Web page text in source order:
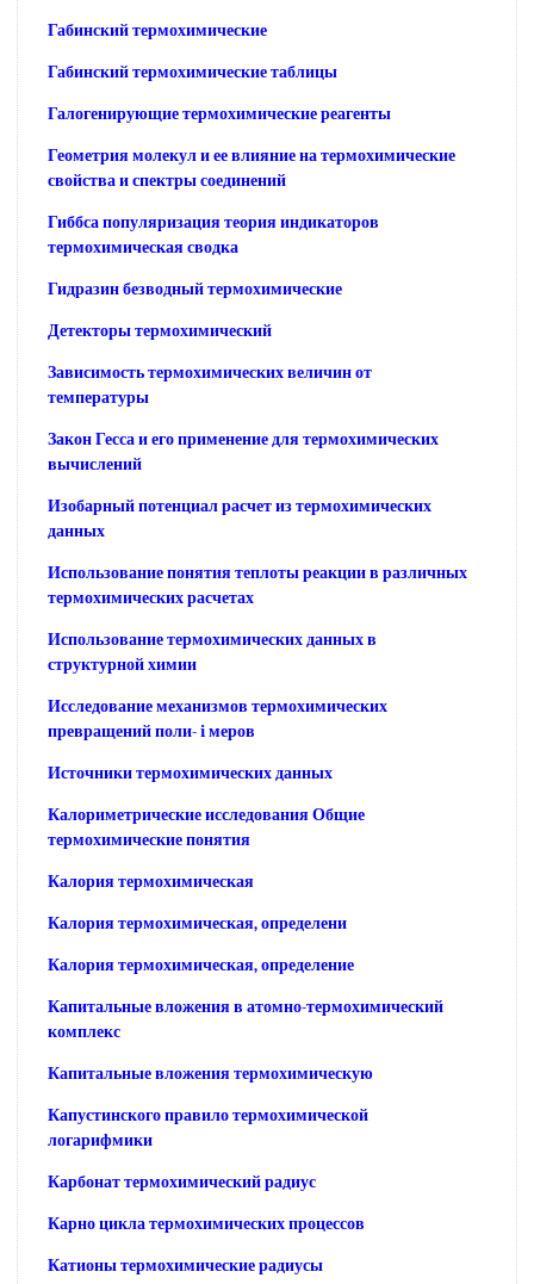
Габинский термохимические
Габинский термохимические таблицы
Галогенирующие термохимические реагенты
Геометрия молекул и ее влияние на термохимические
свойства и спектры соединений
Гиббса популяризация теория индикаторов
термохимическая сводка
Гидразин безводный термохимические
Детекторы термохимический
Зависимость термохимических величин от
температуры
Закон Гесса и его применение для термохимических
вычислений
Изобарный потенциал расчет из термохимических
данных
Использование понятия теплоты реакции в различных
термохимических расчетах
Использование термохимических данных в
структурной химии
Исследование механизмов термохимических
превращений поли- i меров
Источники термохимических данных
Калориметрические исследования Общие
термохимические понятия
Калория термохимическая
Калория термохимическая, определени
Калория термохимическая, определение
Капитальные вложения в атомно-термохимический
комплекс
Капитальные вложения термохимическую
Капустинского правило термохимической
логарифмики
Карбонат термохимический радиус
Карно цикла термохимических процессов
Катионы термохимические радиусы